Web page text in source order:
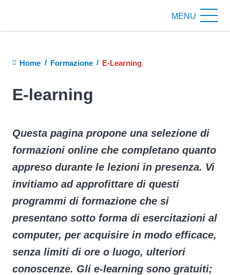
MENU
Briciole
pane
Home Formazione E-Learning
E-learning
Questa pagina propone una selezione di
formazioni online che completano quanto
appreso durante le lezioni in presenza. Vi
invitiamo ad approfittare di questi
programmi di formazione che si
presentano sotto forma di esercitazioni al
computer, per acquisire in modo efficace,
senza limiti di ore o luogo, ulteriori
conoscenze. Gli e-learning sono gratuiti;